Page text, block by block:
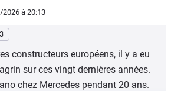
2026 à 20:13
constructeurs européens, il y a eu
sur ces vingt dernières années.
chez Mercedes pendant 20 ans.